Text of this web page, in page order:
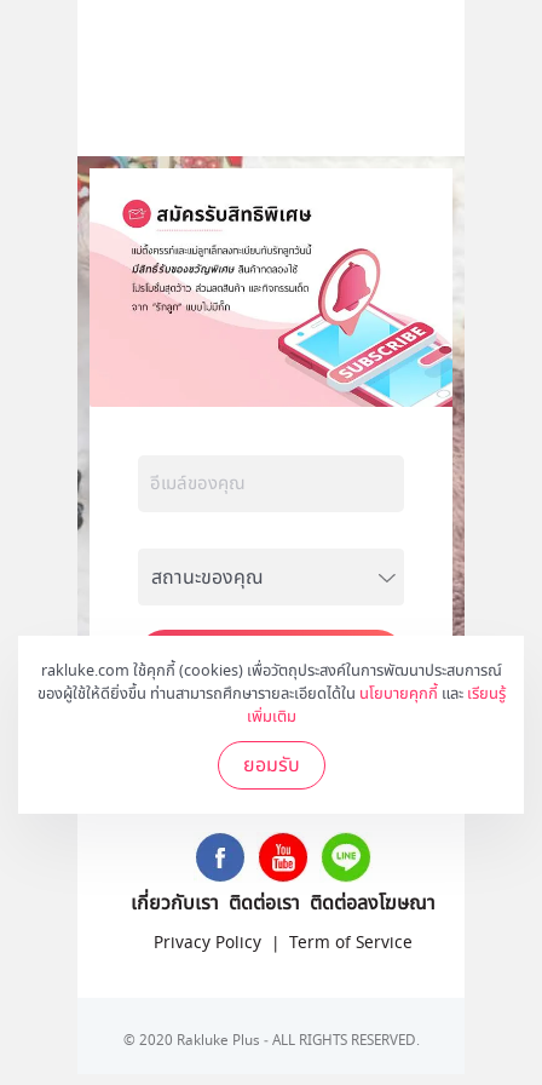
rakluke.com ใช้คุกกี้ (cookies) เพื่อวัตถุประสงค์ในการพัฒนาประสบการณ์
ของผู้ใช้ให้ดียิ่งขึ้น ท่านสามารถศึกษารายละเอียดได้ใน นโยบายคุกกี้ และ เรียนรู้
เพิ่มเติม
ยอมรับ
สมัคร
ติดตามเราได้ที่
เกี่ยวกับเรา ติดต่อเรา ติดต่อลงโฆษณา
Privacy Policy | Term of Service
© 2020 Rakluke Plus - ALL RIGHTS RESERVED.